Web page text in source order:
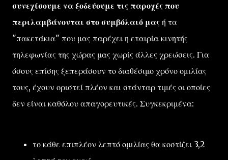
συνεχίσουμε να ξοδεύουμε τις παροχές που
περιλαμβάνονται στο συμβόλαιό μας ή τα
"πακετάκια" που μας παρέχει η εταιρία κινητής
τηλεφωνίας της χώρας μας χωρίς άλλες χρεώσεις. Για
όσους επίσης ξεπεράσουν το διαθέσιμο χρόνο ομιλίας
τους, έχουν οριστεί πλέον και στάνταρ τιμές οι οποίες
δεν είναι καθόλου απαγορευτικές. Συγκεκριμένα:
το κάθε επιπλέον λεπτό ομιλίας θα κοστίζει 3,2